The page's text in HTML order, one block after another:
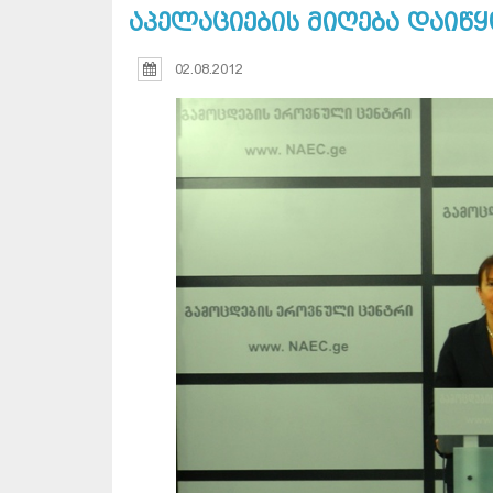
აპელაციების მიღება
02.08.2012